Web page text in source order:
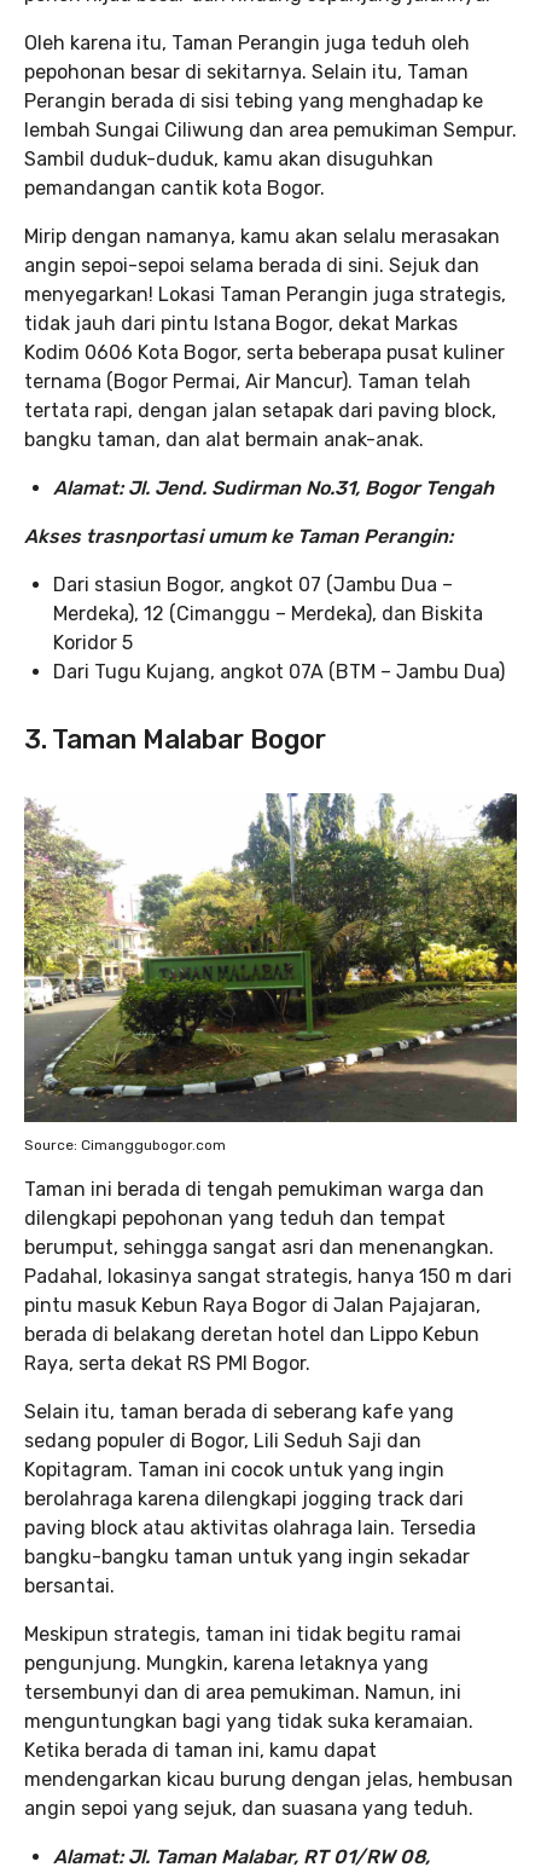
Oleh karena itu, Taman Perangin juga teduh oleh
pepohonan besar di sekitarnya. Selain itu, Taman
Perangin berada di sisi tebing yang menghadap ke
lembah Sungai Ciliwung dan area pemukiman Sempur.
Sambil duduk-duduk, kamu akan disuguhkan
pemandangan cantik kota Bogor.
Mirip dengan namanya, kamu akan selalu merasakan
angin sepoi-sepoi selama berada di sini. Sejuk dan
menyegarkan! Lokasi Taman Perangin juga strategis,
tidak jauh dari pintu Istana Bogor, dekat Markas
Kodim 0606 Kota Bogor, serta beberapa pusat kuliner
ternama (Bogor Permai, Air Mancur). Taman telah
tertata rapi, dengan jalan setapak dari paving block,
bangku taman, dan alat bermain anak-anak.
Alamat: Jl. Jend. Sudirman No.31, Bogor Tengah
Akses trasnportasi umum ke Taman Perangin:
Dari stasiun Bogor, angkot 07 (Jambu Dua –
Merdeka), 12 (Cimanggu – Merdeka), dan Biskita
Koridor 5
Dari Tugu Kujang, angkot 07A (BTM – Jambu Dua)
3. Taman Malabar Bogor
Source: Cimanggubogor.com
Taman ini berada di tengah pemukiman warga dan
dilengkapi pepohonan yang teduh dan tempat
berumput, sehingga sangat asri dan menenangkan.
Padahal, lokasinya sangat strategis, hanya 150 m dari
pintu masuk Kebun Raya Bogor di Jalan Pajajaran,
berada di belakang deretan hotel dan Lippo Kebun
Raya, serta dekat RS PMI Bogor.
Selain itu, taman berada di seberang kafe yang
sedang populer di Bogor, Lili Seduh Saji dan
Kopitagram. Taman ini cocok untuk yang ingin
berolahraga karena dilengkapi jogging track dari
paving block atau aktivitas olahraga lain. Tersedia
bangku-bangku taman untuk yang ingin sekadar
bersantai.
Meskipun strategis, taman ini tidak begitu ramai
pengunjung. Mungkin, karena letaknya yang
tersembunyi dan di area pemukiman. Namun, ini
menguntungkan bagi yang tidak suka keramaian.
Ketika berada di taman ini, kamu dapat
mendengarkan kicau burung dengan jelas, hembusan
angin sepoi yang sejuk, dan suasana yang teduh.
Alamat: Jl. Taman Malabar, RT 01/RW 08,